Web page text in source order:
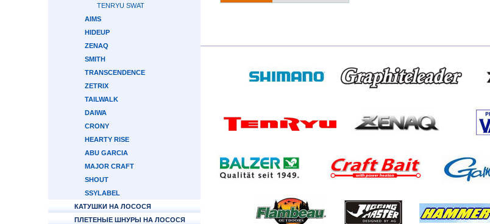
TENRYU SWAT
AIMS
HIDEUP
ZENAQ
SMITH
TRANSCENDENCE
ZETRIX
TAILWALK
DAIWA
CRONY
HEARTY RISE
ABU GARCIA
MAJOR CRAFT
SHOUT
SSYLABEL
КАТУШКИ НА ЛОСОСЯ
ПЛЕТЕНЫЕ ШНУРЫ НА ЛОСОСЯ